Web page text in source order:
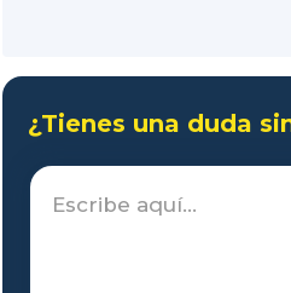
¿Tienes una duda